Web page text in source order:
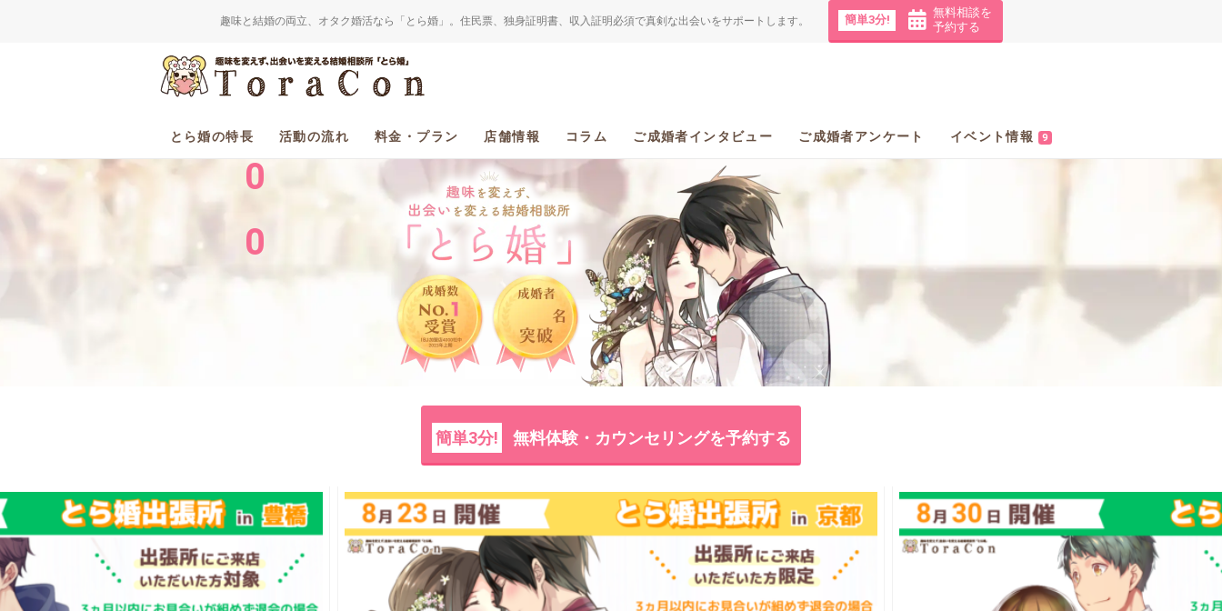
趣味と結婚の両立、オタク婚活なら「とら婚」。住民票、独身証明書、収入証明必須で真剣な出会いをサポートします。 簡単3分!
無料相談を
予約する
とら婚の特長 活動の流れ 料金・プラン 店舗情報 コラム ご成婚者インタビュー ご成婚者アンケート イベント情報 9
2
0
0
0
簡単3分! 無料体験・カウンセリングを予約する